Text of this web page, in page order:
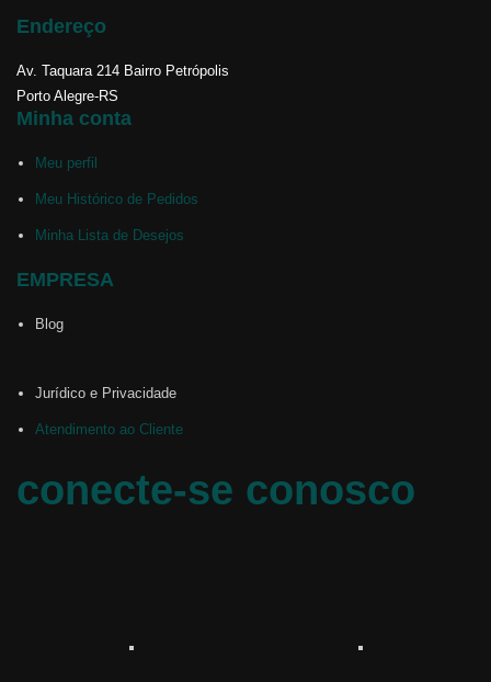
Endereço
Av. Taquara 214 Bairro Petrópolis
Porto Alegre-RS
Minha conta
Meu perfil
Meu Histórico de Pedidos
Minha Lista de Desejos
EMPRESA
Blog
Jurídico e Privacidade
Atendimento ao Cliente
conecte-se conosco